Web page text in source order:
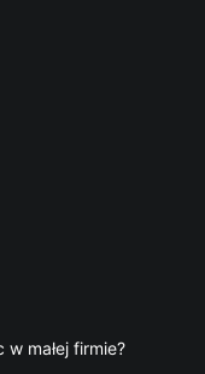
małej firmie?